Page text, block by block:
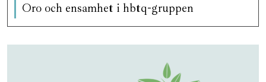
Oro och ensamhet i hbtq-gruppen